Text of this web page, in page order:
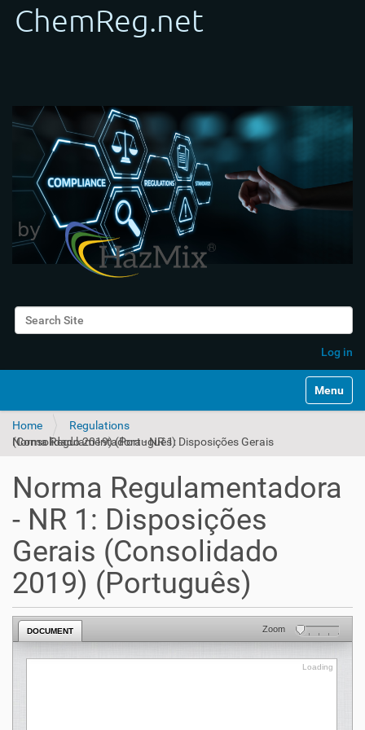
Search Site
Log in
Toggle
Home
Regulations
Norma Regulamentadora - NR 1: Disposições Gerais (Consolidado 2019) (Português)
Norma Regulamentadora
- NR 1: Disposições
Gerais (Consolidado
2019) (Português)
DOCUMENT Zoom
Loading
Loading